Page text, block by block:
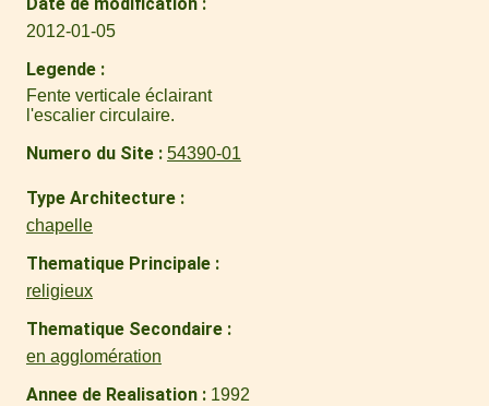
2012-01-05
Legende
Fente verticale éclairant
l'escalier circulaire.
Numero du Site 54390-01
Type Architecture
chapelle
Thematique Principale
religieux
Thematique Secondaire
en agglomération
Annee de Realisation 1992